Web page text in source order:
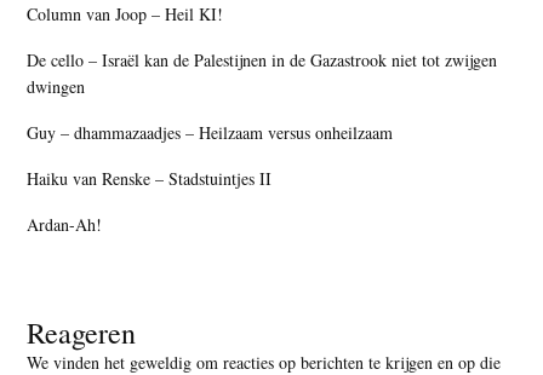
Column van Joop – Heil KI!
De cello – Israël kan de Palestijnen in de Gazastrook niet tot zwijgen
dwingen
Guy – dhammazaadjes – Heilzaam versus onheilzaam
Haiku van Renske – Stadstuintjes II
Ardan-Ah!
Reageren
We vinden het geweldig om reacties op berichten te krijgen en op die